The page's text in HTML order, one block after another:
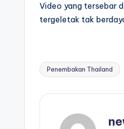
Video yang tersebar
tergeletak tak
Tags:
Penembakan Thailand